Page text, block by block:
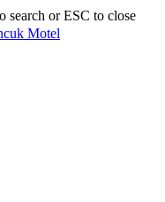
search or ESC to close